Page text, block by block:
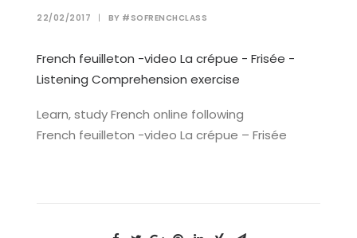
22/02/2017 | BY #SOFRENCHCLASS
French feuilleton -video La crépue - Frisée -
Listening Comprehension exercise
Learn, study French online following
French feuilleton -video La crépue – Frisée